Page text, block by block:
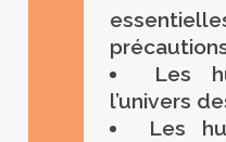
Les
l’univers
Les